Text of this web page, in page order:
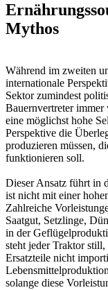
Mythos
Während im zweiten
internationale
Sektor zumindest
Bauernvertreter
eine möglichst hohe
Perspektive die
produzieren müssen,
funktionieren soll.
Dieser Ansatz führt in
ist nicht mit einer
Zahlreiche
Saatgut, Setzlinge,
in der
steht jeder Traktor
Ersatzteile nicht
solange diese